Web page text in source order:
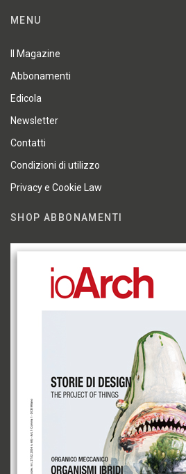
MENU
Il Magazine
Abbonamenti
Edicola
Newsletter
Contatti
Condizioni di utilizzo
Privacy e Cookie Law
SHOP ABBONAMENTI